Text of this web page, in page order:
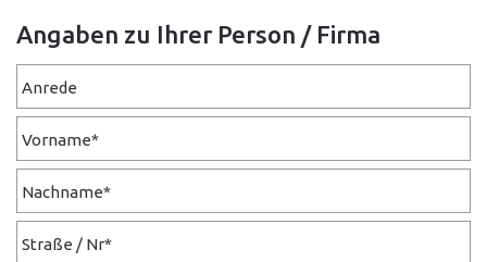
Angaben zu Ihrer Person / Firma
Anrede
Vorname*
Nachname*
Straße / Nr*